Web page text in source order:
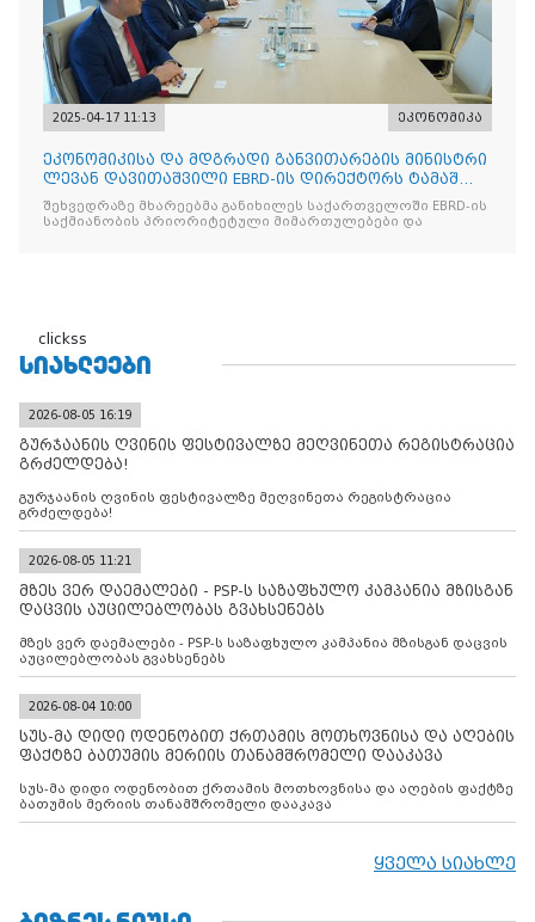
2025-04-17 11:13 ეკონომიკა
ეკონომიკისა და მდგრადი განვითარების მინისტრი
ლევან დავითაშვილი EBRD-ის დირექტორს ტამაშ
ვოჟნიტს შეხვდ
შეხვედრაზე მხარეებმა განიხილეს საქართველოში EBRD-ის
საქმიანობის პრიორიტეტული მიმართულებები და
clickss
ᲡᲘᲐᲮᲚᲔᲔᲑᲘ
2026-08-05 16:19
გურჯაანის ღვინის ფესტივალზე მეღვინეთა რეგისტრაცია
გრძელდება!
გურჯაანის ღვინის ფესტივალზე მეღვინეთა რეგისტრაცია
გრძელდება!
2026-08-05 11:21
მზეს ვერ დაემალები - PSP-ს საზაფხულო კამპანია მზისგან
დაცვის აუცილებლობას გვახსენებს
მზეს ვერ დაემალები - PSP-ს საზაფხულო კამპანია მზისგან დაცვის
აუცილებლობას გვახსენებს
2026-08-04 10:00
სუს-მა დიდი ოდენობით ქრთამის მოთხოვნისა და აღების
ფაქტზე ბათუმის მერიის თანამშრომელი დააკავა
სუს-მა დიდი ოდენობით ქრთამის მოთხოვნისა და აღების ფაქტზე
ბათუმის მერიის თანამშრომელი დააკავა
ყველა სიახლე